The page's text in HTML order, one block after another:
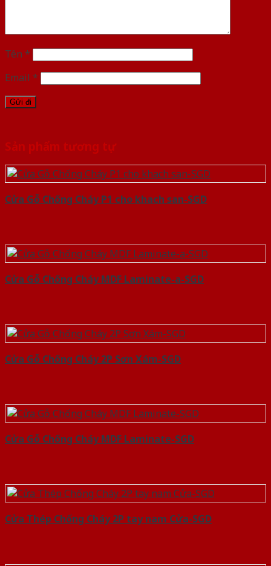
Tên *
Email *
Sản phẩm tương tự
Cửa Gỗ Chống Cháy P1 cho khach san-SGD
Cửa Gỗ Chống Cháy MDF Laminate-a-SGD
Cửa Gỗ Chống Cháy 2P Sơn Xám-SGD
Cửa Gỗ Chống Cháy MDF Laminate-SGD
Cửa Thép Chống Cháy 2P tay nam Cửa-SGD